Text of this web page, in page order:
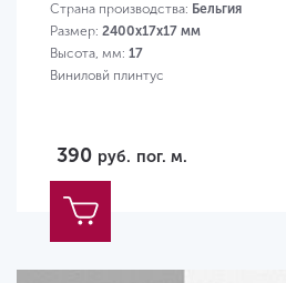
Страна производства: Бельгия
Размер: 2400х17х17 мм
Высота, мм: 17
Виниловй плинтус
390 руб. пог. м.